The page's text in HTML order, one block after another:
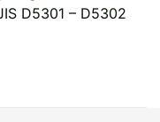
D5301 – D5302